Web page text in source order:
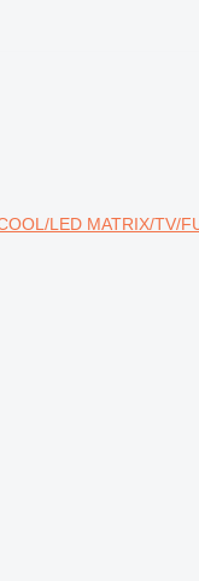
LED MATRIX/TV/